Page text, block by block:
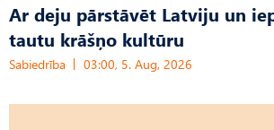
Ar deju pārstāvēt Latviju un
tautu krāšņo kultūru
Sabiedrība 03:00, 5. Aug, 2026